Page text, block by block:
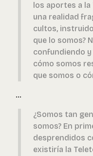
los aportes a
una realidad
cultos,
que lo somos?
confundiendo
cómo somos
que somos o
…
¿Somos tan
somos? En
desprendidos
existiría la